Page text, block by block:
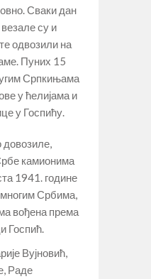
Сваки дан
су и
одвозили на
Пуних 15
Српкињама
у ћелијама и
у Госпићу.
камионима
1941. године
Србима,
вођена према
Госпић.
Вујновић,
Раде